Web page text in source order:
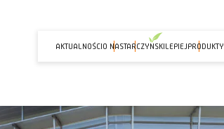
AKTUALNOŚCIO NASTARCZYNSKILEPIEJPRODUKTY